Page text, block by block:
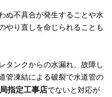
ぬ不具合が発生することや水
やり直しを命じられることも
タンクからの水漏れ、故障し
管凍結による破裂で水道管の
指定工事店でないと対応が